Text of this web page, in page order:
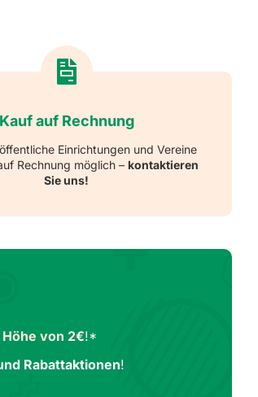
Kauf auf Rechnung
Einrichtungen und Vereine
Rechnung möglich – kontaktieren
Sie uns!
von 2€!*
Rabattaktionen!